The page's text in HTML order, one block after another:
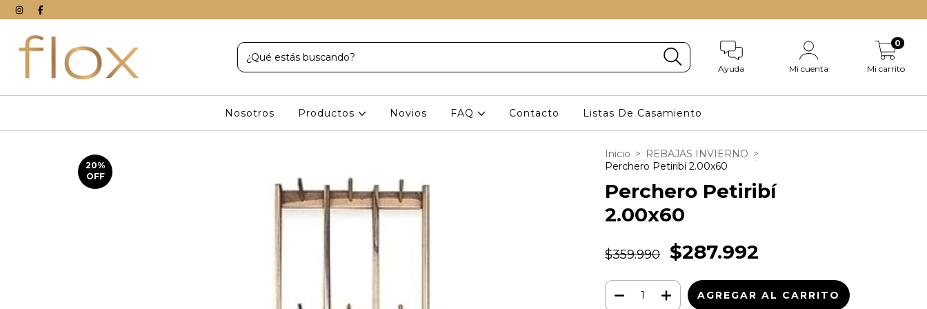
Ayuda Mi cuenta Mi carrito
0
Nosotros Productos Novios FAQ Contacto Listas De Casamiento
20%
OFF
Inicio > REBAJAS INVIERNO >
Perchero Petiribí 2.00x60
Perchero Petiribí
2.00x60
$359.990 $287.992